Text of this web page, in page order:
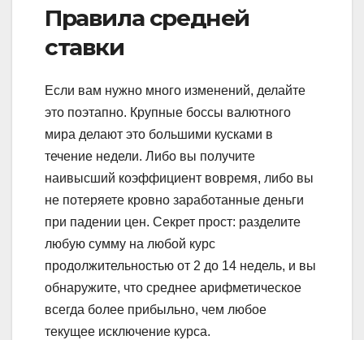
Правила средней
ставки
Если вам нужно много изменений, делайте
это поэтапно. Крупные боссы валютного
мира делают это большими кусками в
течение недели. Либо вы получите
наивысший коэффициент вовремя, либо вы
не потеряете кровно заработанные деньги
при падении цен. Секрет прост: разделите
любую сумму на любой курс
продолжительностью от 2 до 14 недель, и вы
обнаружите, что среднее арифметическое
всегда более прибыльно, чем любое
текущее исключение курса.